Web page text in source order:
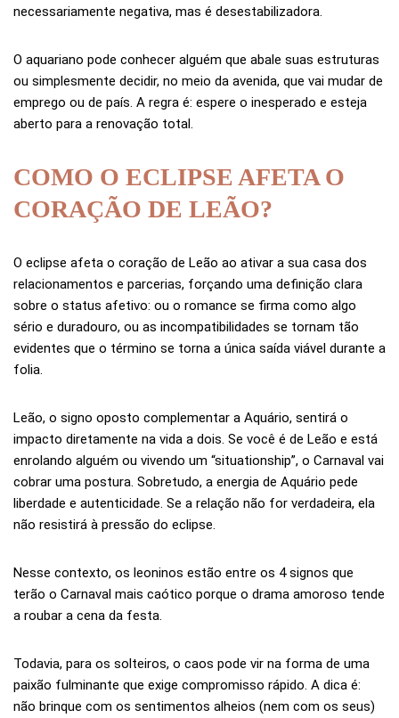
necessariamente negativa, mas é desestabilizadora.
O aquariano pode conhecer alguém que abale suas estruturas
ou simplesmente decidir, no meio da avenida, que vai mudar de
emprego ou de país. A regra é: espere o inesperado e esteja
aberto para a renovação total.
COMO O ECLIPSE AFETA O
CORAÇÃO DE LEÃO?
O eclipse afeta o coração de Leão ao ativar a sua casa dos
relacionamentos e parcerias, forçando uma definição clara
sobre o status afetivo: ou o romance se firma como algo
sério e duradouro, ou as incompatibilidades se tornam tão
evidentes que o término se torna a única saída viável durante a
folia.
Leão, o signo oposto complementar a Aquário, sentirá o
impacto diretamente na vida a dois. Se você é de Leão e está
enrolando alguém ou vivendo um “situationship”, o Carnaval vai
cobrar uma postura. Sobretudo, a energia de Aquário pede
liberdade e autenticidade. Se a relação não for verdadeira, ela
não resistirá à pressão do eclipse.
Nesse contexto, os leoninos estão entre os 4 signos que
terão o Carnaval mais caótico porque o drama amoroso tende
a roubar a cena da festa.
Todavia, para os solteiros, o caos pode vir na forma de uma
paixão fulminante que exige compromisso rápido. A dica é:
não brinque com os sentimentos alheios (nem com os seus)